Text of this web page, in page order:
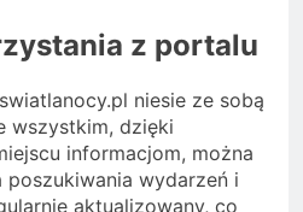
z portalu
niesie ze sobą
wszystkim, dzięki
informacjom, można
wydarzeń i
aktualizowany, co